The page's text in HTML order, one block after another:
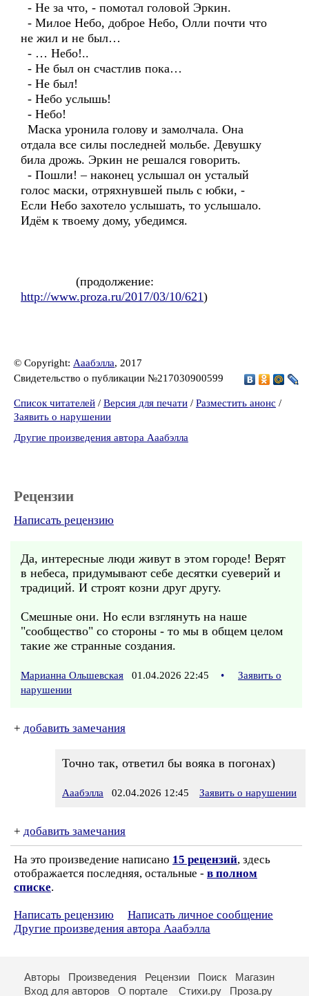
- Не за что, - помотал головой Эркин.
- Милое Небо, доброе Небо, Олли почти что
не жил и не был…
- … Небо!..
- Не был он счастлив пока…
- Не был!
- Небо услышь!
- Небо!
Маска уронила голову и замолчала. Она
отдала все силы последней мольбе. Девушку
била дрожь. Эркин не решался говорить.
- Пошли! – наконец услышал он усталый
голос маски, отряхнувшей пыль с юбки, -
Если Небо захотело услышать, то услышало.
Идём к твоему дому, убедимся.
(продолжение:
http://www.proza.ru/2017/03/10/621)
© Copyright: Ааабэлла, 2017
Свидетельство о публикации №217030900599
Список читателей / Версия для печати / Разместить анонс /
Заявить о нарушении
Другие произведения автора Ааабэлла
Рецензии
Написать рецензию
Да, интересные люди живут в этом городе! Верят
в небеса, придумывают себе десятки суеверий и
традиций. И строят козни друг другу.
Смешные они. Но если взглянуть на наше
"сообщество" со стороны - то мы в общем целом
такие же странные создания.
Марианна Ольшевская 01.04.2026 22:45 •
Заявить о
нарушении
+ добавить замечания
Точно так, ответил бы вояка в погонах)
Ааабэлла 02.04.2026 12:45 Заявить о нарушении
+ добавить замечания
На это произведение написано 15 рецензий, здесь
отображается последняя, остальные - в полном
списке.
Написать рецензию
Написать личное сообщение
Другие произведения автора Ааабэлла
Авторы Произведения Рецензии Поиск
Магазин
Вход для авторов
О портале Стихи.ру Проза.ру